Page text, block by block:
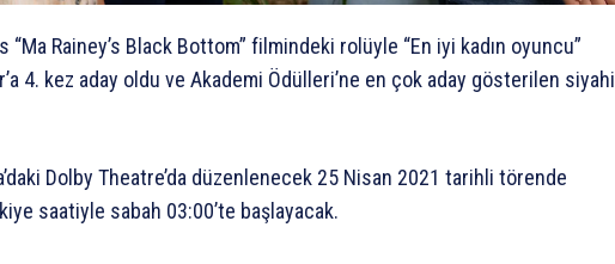
“Ma Rainey’s Black Bottom” filmindeki rolüyle “En iyi kadın oyuncu”
4. kez aday oldu ve Akademi Ödülleri’ne en çok aday gösterilen siyahi
Dolby Theatre’da düzenlenecek 25 Nisan 2021 tarihli törende
saatiyle sabah 03:00’te başlayacak.